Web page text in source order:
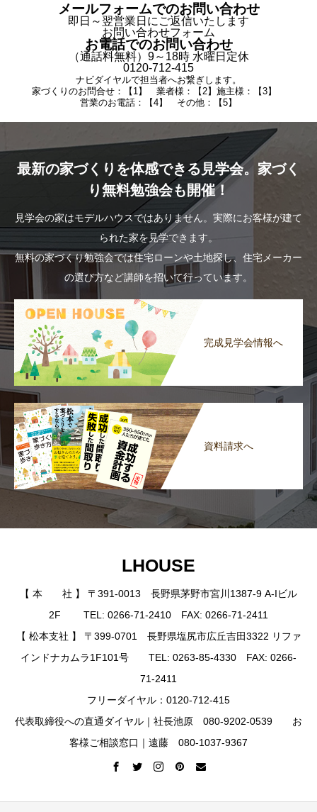
メールフォームでのお問い合わせ
即日～翌営業日にご返信いたします
お問い合わせフォーム
お電話でのお問い合わせ
（通話料無料）9～18時 水曜日定休
0120-712-415
ナビダイヤルで担当者へお繋ぎします。
家づくりのお問合せ：【1】 業者様：【2】施主様：【3】
営業のお電話：【4】 その他：【5】
最新の家づくりを体感できる見学会。家づく
り無料勉強会も開催！
見学会の家はモデルハウスではありません。実際にお客様が建て
られた家を見学できます。
無料の家づくり勉強会では住宅ローンや土地探し、住宅メーカー
の選び方など講師を招いて行っています。
完成見学会情報へ
資料請求へ
LHOUSE
【 本 社 】 〒391-0013 長野県茅野市宮川1387-9 A-Iビル
2F TEL: 0266-71-2410 FAX: 0266-71-2411
【 松本支社 】 〒399-0701 長野県塩尻市広丘吉田3322 リファ
インドナカムラ1F101号 TEL: 0263-85-4330 FAX: 0266-
71-2411
フリーダイヤル：0120-712-415
代表取締役への直通ダイヤル｜社長池原 080-9202-0539 お
客様ご相談窓口｜遠藤 080-1037-9367